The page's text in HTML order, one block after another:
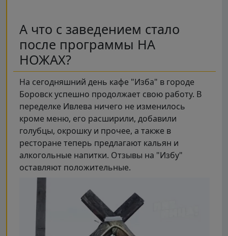
А что с заведением стало
после программы НА
НОЖАХ?
На сегодняшний день кафе "Изба" в городе
Боровск успешно продолжает свою работу. В
переделке Ивлева ничего не изменилось
кроме меню, его расширили, добавили
голубцы, окрошку и прочее, а также в
ресторане теперь предлагают кальян и
алкогольные напитки. Отзывы на "Избу"
оставляют положительные.